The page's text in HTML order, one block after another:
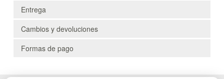
Entrega
Cambios y devoluciones
Formas de pago